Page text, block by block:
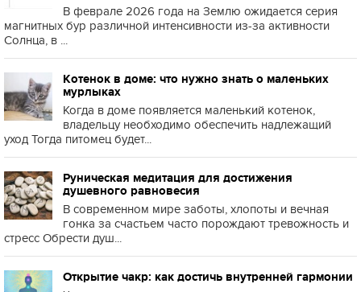
В феврале 2026 года на Землю ожидается серия
магнитных бур различной интенсивности из-за активности
Солнца, в ...
Котенок в доме: что нужно знать о маленьких
мурлыках
Когда в доме появляется маленький котенок,
владельцу необходимо обеспечить надлежащий
уход Тогда питомец будет...
Руническая медитация для достижения
душевного равновесия
В современном мире заботы, хлопоты и вечная
гонка за счастьем часто порождают тревожность и
стресс Обрести душ...
Открытие чакр: как достичь внутренней гармонии